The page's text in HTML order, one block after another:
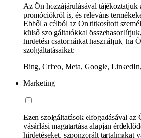
Az Ön hozzájárulásával
promóciókról is, és releváns
Ebből a célból az Ön titkosított
külső szolgáltatókkal
hirdetési csatornáikat használjuk, ha
szolgáltatásaikat:
Bing, Criteo, Meta, Google,
Marketing
Ezen szolgáltatások elfogadásával az
vásárlási magatartása alapján
hirdetéseket, szponzorált tartalmakat